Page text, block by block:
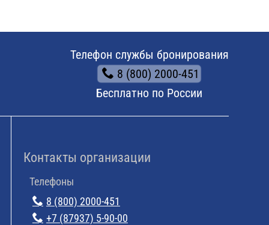
Телефон службы бронирования
8 (800) 2000-451
Бесплатно по России
Контакты организации
Телефоны
8 (800) 2000-451
+7 (87937) 5-90-00